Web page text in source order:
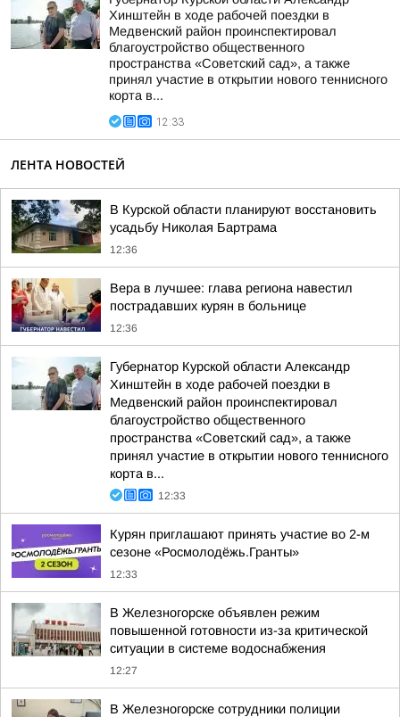
Хинштейн в ходе рабочей поездки в
Медвенский район проинспектировал
благоустройство общественного
пространства «Советский сад», а также
принял участие в открытии нового теннисного
корта в...
12:33
ЛЕНТА НОВОСТЕЙ
В Курской области планируют восстановить
усадьбу Николая Бартрама
12:36
Вера в лучшее: глава региона навестил
пострадавших курян в больнице
12:36
Губернатор Курской области Александр
Хинштейн в ходе рабочей поездки в
Медвенский район проинспектировал
благоустройство общественного
пространства «Советский сад», а также
принял участие в открытии нового теннисного
корта в...
12:33
Курян приглашают принять участие во 2-м
сезоне «Росмолодёжь.Гранты»
12:33
В Железногорске объявлен режим
повышенной готовности из-за критической
ситуации в системе водоснабжения
12:27
В Железногорске сотрудники полиции